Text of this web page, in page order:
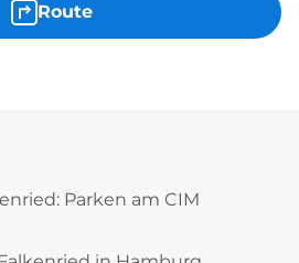
Route
Parken am CIM